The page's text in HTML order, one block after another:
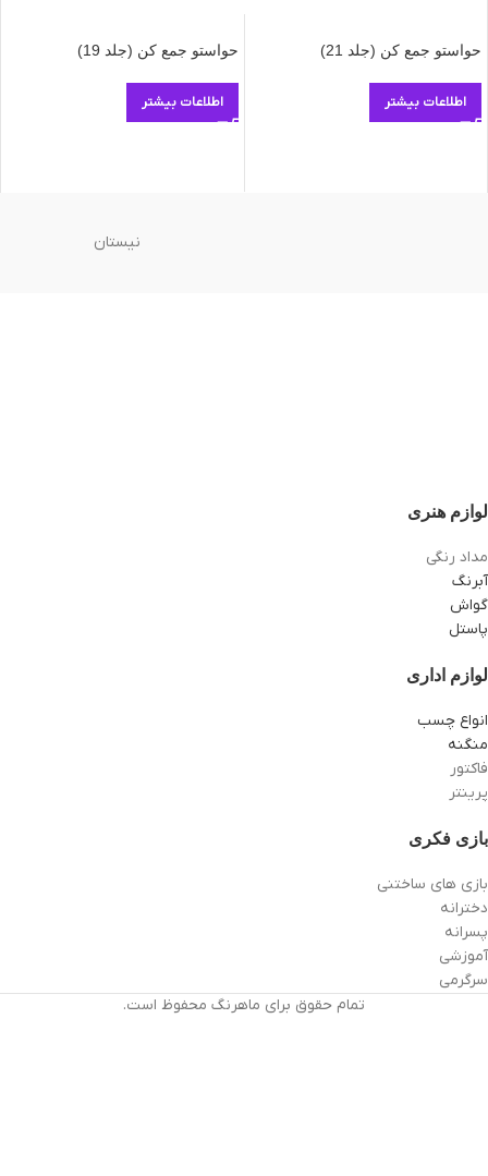
حواستو جمع کن (جلد 21)
اطلاعات بیشتر
حواستو جمع کن (جلد 19)
اطلاعات بیشتر
نیستان
لوازم هنری
مداد رنگی
آبرنگ
گواش
پاستل
لوازم اداری
انواع چسب
منگنه
فاکتور
پرینتر
بازی فکری
بازی های ساختنی
دخترانه
پسرانه
آموزشی
سرگرمی
تمام حقوق برای ماهرنگ محفوظ است.